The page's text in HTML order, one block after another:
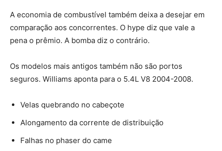
A economia de combustível também deixa a desejar em
comparação aos concorrentes. O hype diz que vale a
pena o prêmio. A bomba diz o contrário.
Os modelos mais antigos também não são portos
seguros. Williams aponta para o 5.4L V8 2004-2008.
Velas quebrando no cabeçote
Alongamento da corrente de distribuição
Falhas no phaser do came